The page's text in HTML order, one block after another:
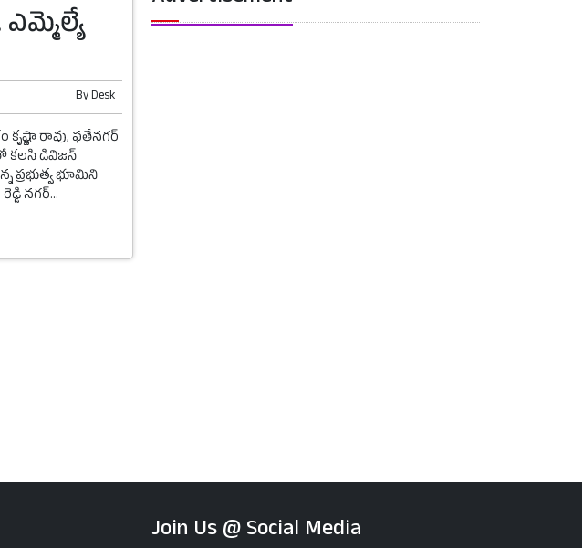
ByDesk
కృష్ణా రావు, ఫతేనగర్
కలసి డివిజన్
ప్రభుత్వ భూమిని
నగర్...
Join Us @ Social Media